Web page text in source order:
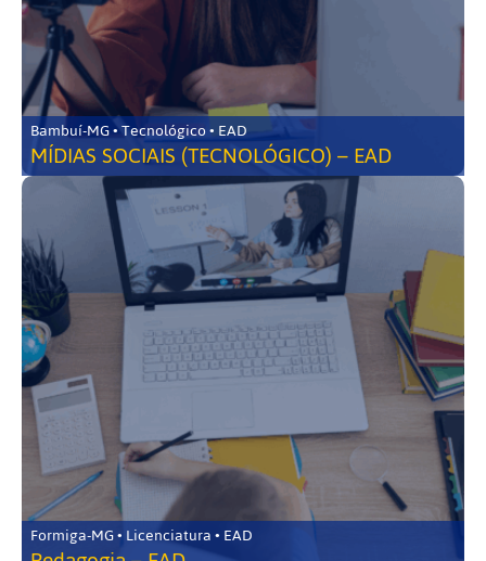
Bambuí-MG • Tecnológico • EAD
MÍDIAS SOCIAIS (TECNOLÓGICO) – EAD
Formiga-MG • Licenciatura • EAD